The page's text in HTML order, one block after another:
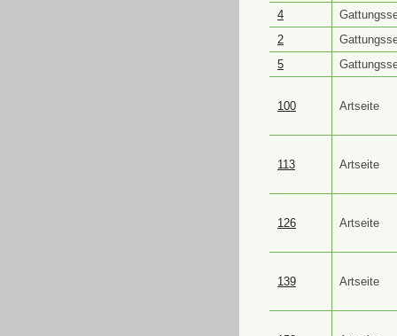
4
2
5
100 Artseite
113 Artseite
126 Artseite
139 Artseite